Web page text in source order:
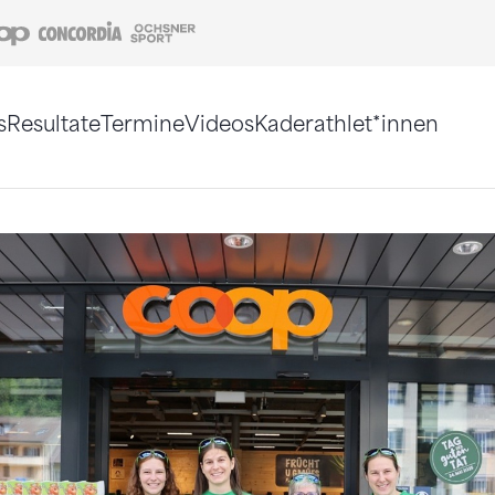
Coop Concordia
ResultateTermineVideosKaderathlet*innen